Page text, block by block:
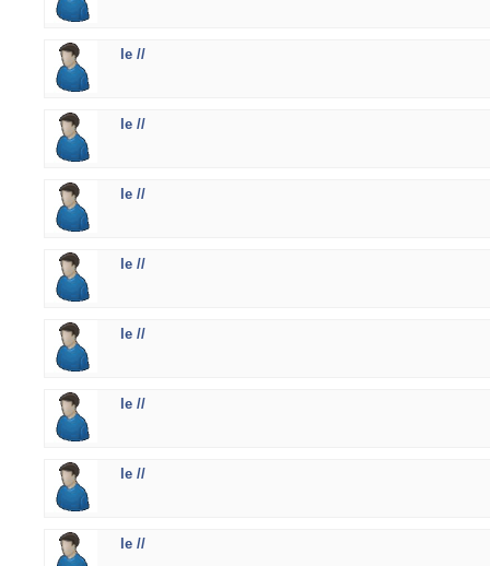
le //
le //
le //
le //
le //
le //
le //
le //